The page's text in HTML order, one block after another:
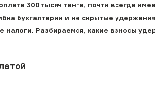
300 тысяч тенге, почти всегда
бухгалтерии и не скрытые
налоги. Разбираемся, какие взносы